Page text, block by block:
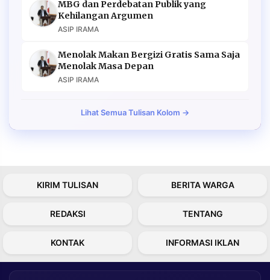
MBG dan Perdebatan Publik yang
Kehilangan Argumen
ASIP IRAMA
Menolak Makan Bergizi Gratis Sama Saja
Menolak Masa Depan
ASIP IRAMA
Lihat Semua Tulisan Kolom →
KIRIM TULISAN BERITA WARGA
REDAKSI TENTANG
KONTAK INFORMASI IKLAN